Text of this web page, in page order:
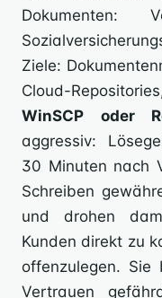
Dokumenten:
Ziele:
Cloud-
WinSCP oder
aggressiv:
30 Minuten nach
Schreiben
und drohen
Kunden direkt zu
offenzulegen.
Vertrauen